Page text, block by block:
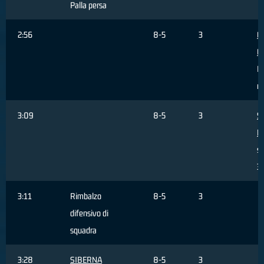
Palla persa
2:56 8-5 3
3:09 8-5 3
3
3:11
Rimbalzo
difensivo di
squadra
8-5 3
3:28 SIBERNA 8-5 3